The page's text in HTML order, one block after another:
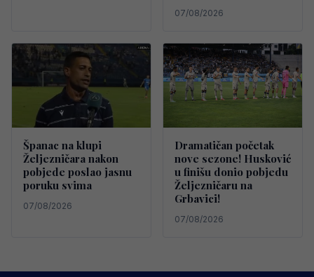
07/08/2026
Španac na klupi
Željezničara nakon
pobjede poslao jasnu
poruku svima
07/08/2026
Dramatičan početak
nove sezone! Husković
u finišu donio pobjedu
Željezničaru na
Grbavici!
07/08/2026